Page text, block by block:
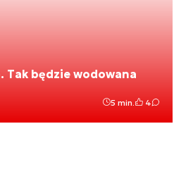
Tak będzie wodowana
5 min. 4